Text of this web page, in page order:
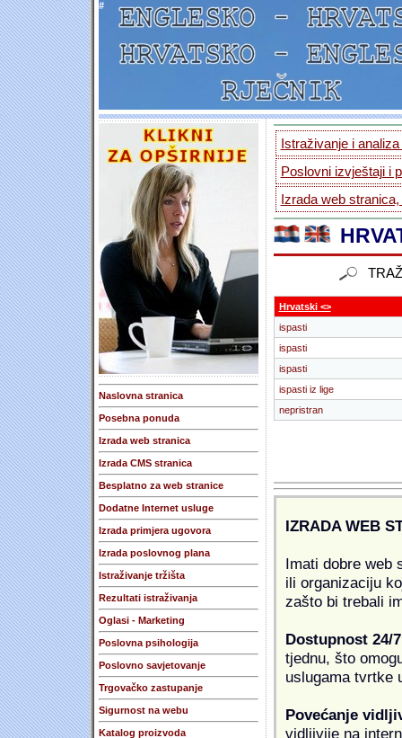
#
Naslovna stranica
Posebna ponuda
Izrada web stranica
Izrada CMS stranica
Besplatno za web stranice
Dodatne Internet usluge
Izrada primjera ugovora
Izrada poslovnog plana
Istraživanje tržišta
Rezultati istraživanja
Oglasi - Marketing
Poslovna psihologija
Poslovno savjetovanje
Trgovačko zastupanje
Sigurnost na webu
Katalog proizvoda
Istraživanje i
Poslovni izvještaji i
Izrada web
Hrvatski <>
ispasti
ispasti
ispasti
ispasti iz lige
nepristran
IZRADA WEB
Imati dobre web
ili organizaciju
zašto bi trebali
Dostupnost 24/7
tjednu, što
uslugama tvrtke
Povećanje
vidljivije na